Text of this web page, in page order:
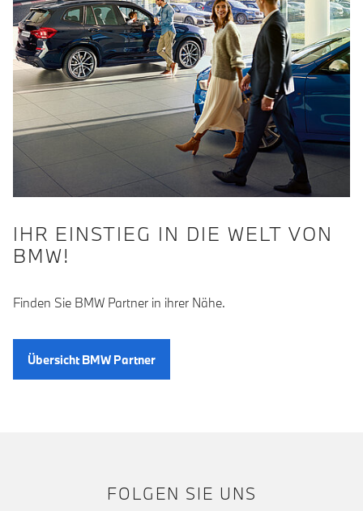
IHR EINSTIEG IN DIE WELT VON
BMW!
Finden Sie BMW Partner in ihrer Nähe.
Übersicht BMW Partner
FOLGEN SIE UNS